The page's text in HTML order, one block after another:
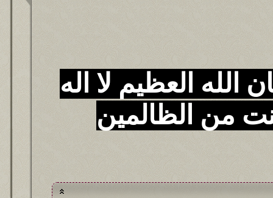
الله العظيم لا اله
من الظالمين